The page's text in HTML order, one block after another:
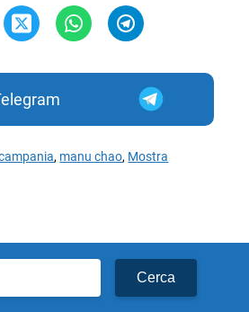
, manu chao, Mostra